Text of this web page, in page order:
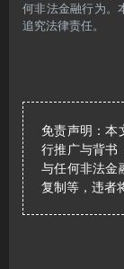
何非法金融行为。
追究法律责任。
免责声明：本
行推广与背书
与任何非法金
复制等，违者